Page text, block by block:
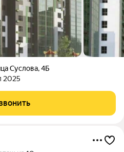
Суслова,4Б
2025